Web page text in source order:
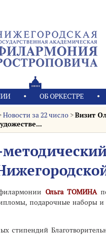
OБ ОРКЕСТРЕ
Новости за 22 число >Визит
Ольга ТОМИНА
подарочные наборы